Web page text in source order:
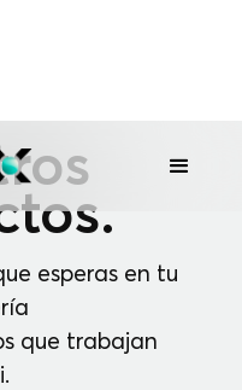
esperas en tu
que trabajan